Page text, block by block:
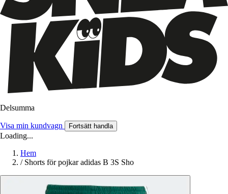
Delsumma
Visa min kundvagn Fortsätt handla
Loading...
Hem
/ Shorts för pojkar adidas B 3S Sho